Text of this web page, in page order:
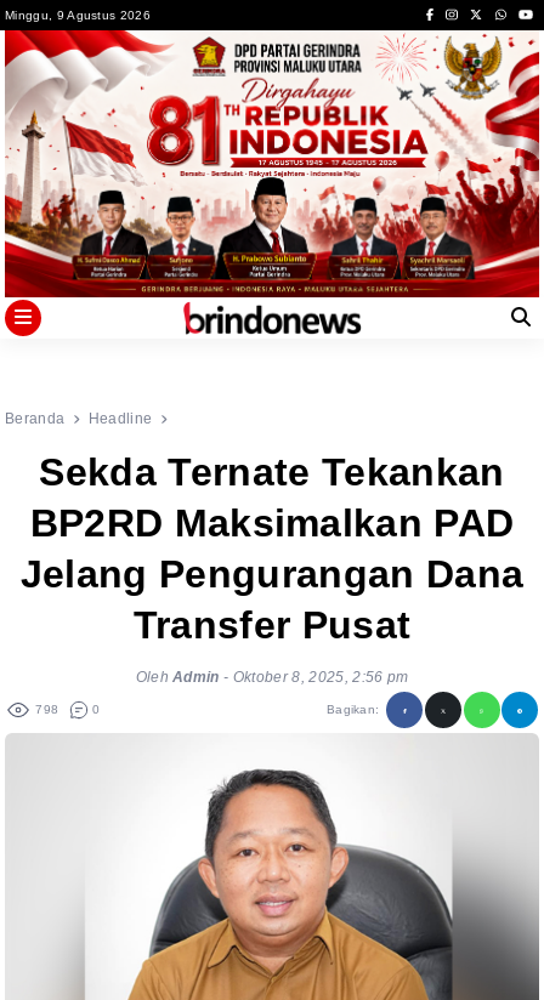
to
content
Minggu, 9 Agustus 2026
Beranda Headline
Sekda Ternate Tekankan
BP2RD Maksimalkan PAD
Jelang Pengurangan Dana
Transfer Pusat
OlehAdmin - Oktober 8, 2025, 2:56 pm
798 0 Bagikan: